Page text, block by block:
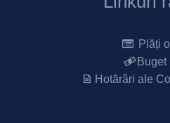
Plăți
Buget
Hotărâri ale